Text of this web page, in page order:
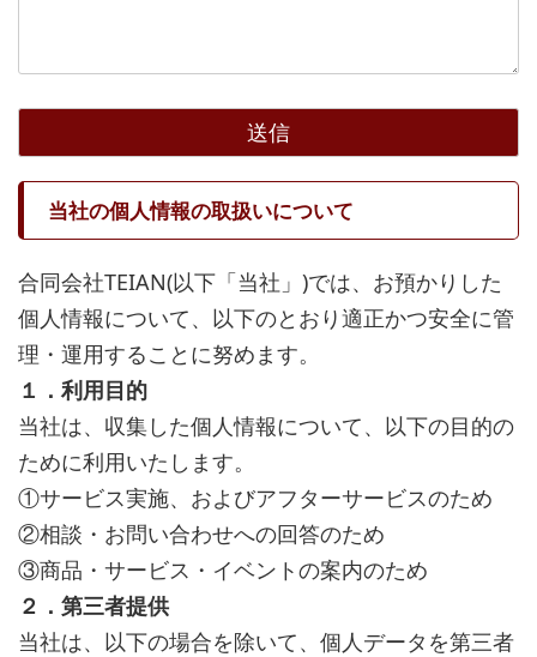
当社の個人情報の取扱いについて
合同会社TEIAN(以下「当社」)では、お預かりした
個人情報について、以下のとおり適正かつ安全に管
理・運用することに努めます。
１．利用目的
当社は、収集した個人情報について、以下の目的の
ために利用いたします。
①サービス実施、およびアフターサービスのため
②相談・お問い合わせへの回答のため
③商品・サービス・イベントの案内のため
２．第三者提供
当社は、以下の場合を除いて、個人データを第三者